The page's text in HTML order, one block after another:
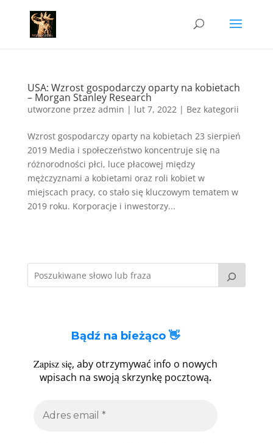
USA: Wzrost gospodarczy oparty na kobietach
– Morgan Stanley Research
utworzone przez admin | lut 7, 2022| Bez kategorii
Wzrost gospodarczy oparty na kobietach 23 sierpień
2019 Media i społeczeństwo koncentruje się na
różnorodności płci, luce płacowej między
mężczyznami a kobietami oraz roli kobiet w
miejscach pracy, co stało się kluczowym tematem w
2019 roku. Korporacje i inwestorzy...
Bądź na bieżąco 👋
Zapisz się, aby otrzymywać info o nowych
wpisach na swoją skrzynkę pocztową.